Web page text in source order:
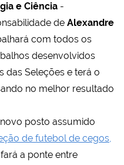
e Ciência -
de Alexandre
com todos os
desenvolvidos
das Seleções e terá o
no melhor resultado
posto assumido
de futebol de cegos,
a ponte entre